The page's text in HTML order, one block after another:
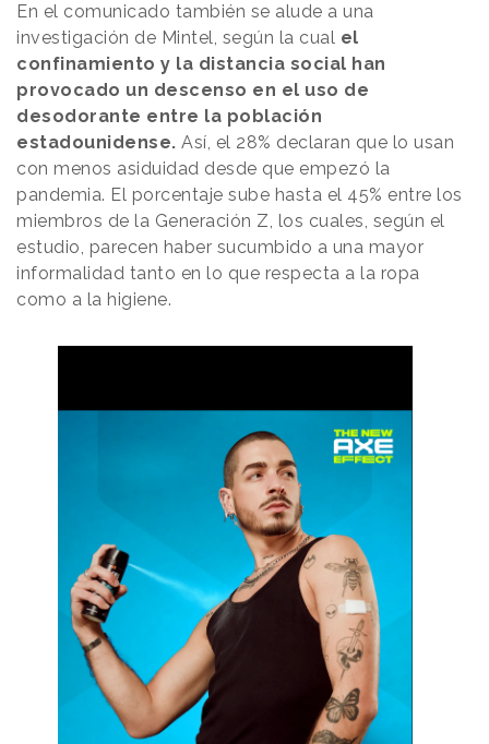
En el comunicado también se alude a una
investigación de Mintel, según la cual el
confinamiento y la distancia social han
provocado un descenso en el uso de
desodorante entre la población
estadounidense. Así, el 28% declaran que lo usan
con menos asiduidad desde que empezó la
pandemia. El porcentaje sube hasta el 45% entre los
miembros de la Generación Z, los cuales, según el
estudio, parecen haber sucumbido a una mayor
informalidad tanto en lo que respecta a la ropa
como a la higiene.